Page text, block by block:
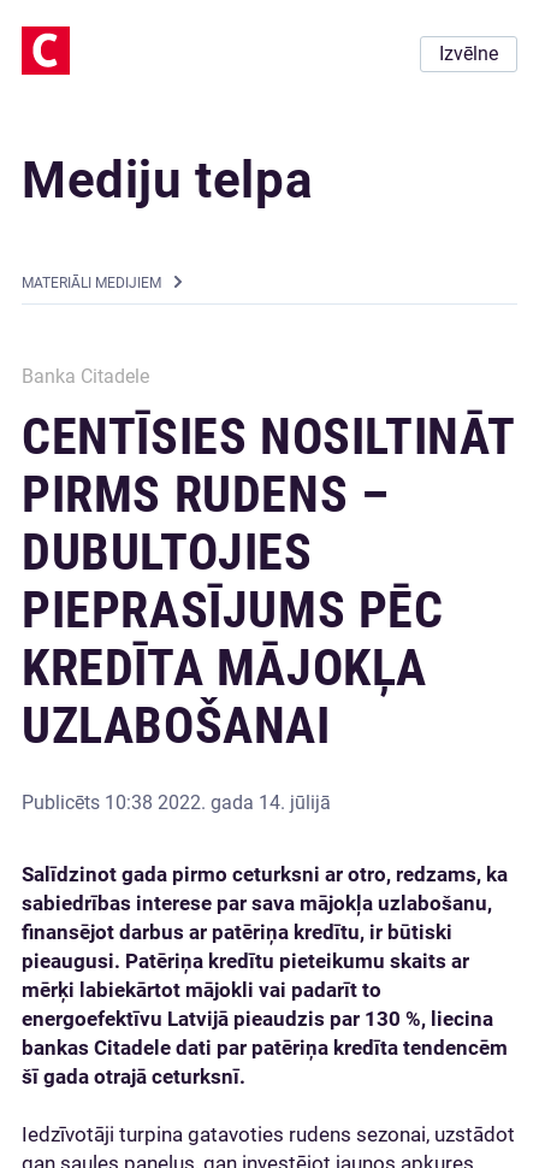
Izvēlne
Mediju telpa
MATERIĀLI MEDIJIEM
Banka Citadele
CENTĪSIES NOSILTINĀT
PIRMS RUDENS –
DUBULTOJIES
PIEPRASĪJUMS PĒC
KREDĪTA MĀJOKĻA
UZLABOŠANAI
Publicēts 10:38 2022. gada 14. jūlijā
Salīdzinot gada pirmo ceturksni ar otro, redzams, ka
sabiedrības interese par sava mājokļa uzlabošanu,
finansējot darbus ar patēriņa kredītu, ir būtiski
pieaugusi. Patēriņa kredītu pieteikumu skaits ar
mērķi labiekārtot mājokli vai padarīt to
energoefektīvu Latvijā pieaudzis par 130 %, liecina
bankas Citadele dati par patēriņa kredīta tendencēm
šī gada otrajā ceturksnī.
Iedzīvotāji turpina gatavoties rudens sezonai, uzstādot
gan saules paneļus, gan investējot jaunos apkures